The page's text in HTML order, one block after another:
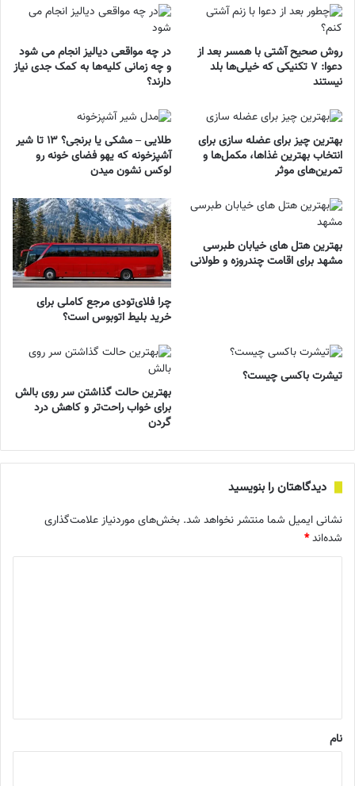
روش صحیح آشتی با همسر بعد از
دعوا: ۷ تکنیکی که خیلی‌ها بلد
نیستند
در چه مواقعی دیالیز انجام می شود
و چه زمانی کلیه‌ها به کمک جدی نیاز
دارند؟
بهترین چیز برای عضله سازی برای
انتخاب بهترین غذاها، مکمل‌ها و
تمرین‌های موثر
طلایی – مشکی یا برنجی؟ ۱۳ تا شیر
آشپزخونه که یهو فضای خونه رو
لوکس نشون میدن
بهترین هتل های خیابان طبرسی
مشهد برای اقامت چندروزه و طولانی
چرا فلای‌تودی مرجع کاملی برای
خرید بلیط اتوبوس است؟
تیشرت باکسی چیست؟
بهترین حالت گذاشتن سر روی بالش
برای خواب راحت‌تر و کاهش درد
گردن
دیدگاهتان را بنویسید
نشانی ایمیل شما منتشر نخواهد شد. بخش‌های موردنیاز علامت‌گذاری
شده‌اند*
نام